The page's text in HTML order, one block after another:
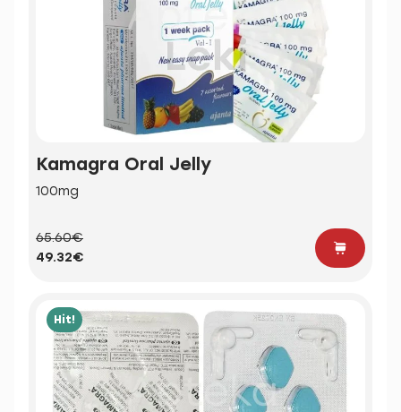
Kamagra Oral Jelly
100mg
65.60€
49.32€
Hit!